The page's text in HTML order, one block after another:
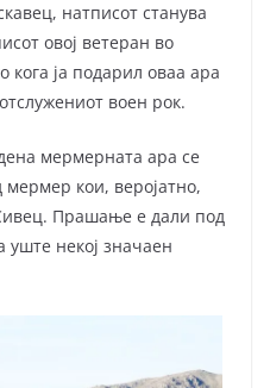
натписот станува
овој ветеран во
кога ја подарил оваа ара
воен рок.
мермерната ара се
мермер кои, веројатно,
Прашање е дали под
уште некој значаен